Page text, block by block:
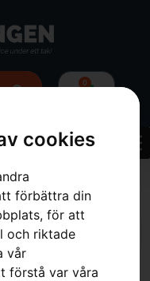
cookies
förbättra din
för att
och riktade
vår
förstå var våra
0